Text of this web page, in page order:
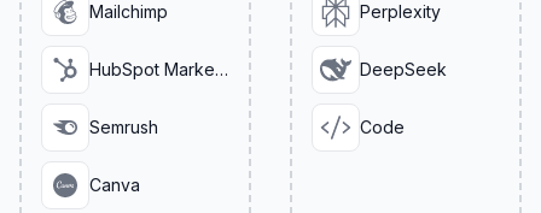
Mailchimp
HubSpot Marketing
Semrush
Canva
Perplexity
DeepSeek
Code